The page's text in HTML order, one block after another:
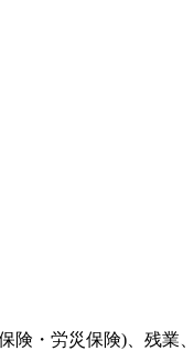
・労災保険)、残業